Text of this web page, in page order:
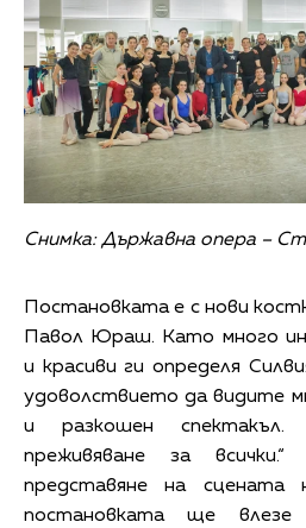
Снимка: Държавна опера –
Постановката е с нови
Павол Юраш. Като много
и красиви ги определя
удоволствието да видите
и разкошен
преживяване за
представяне на
постановката ще